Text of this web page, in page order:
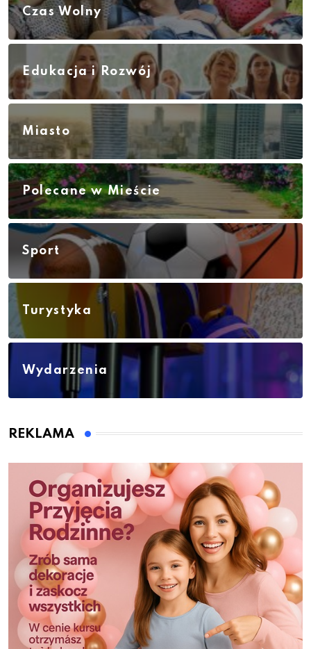
Czas Wolny
Edukacja i Rozwój
Miasto
Polecane w Mieście
Sport
Turystyka
Wydarzenia
REKLAMA